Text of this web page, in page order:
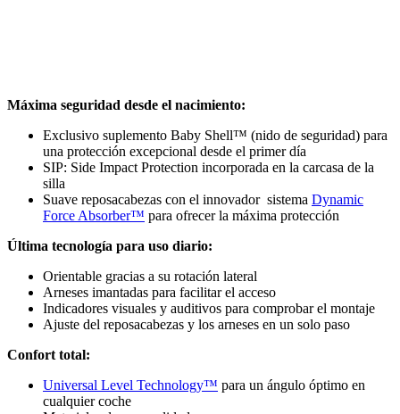
Máxima seguridad desde el nacimiento:
Exclusivo suplemento Baby Shell™ (nido de seguridad) para
una protección excepcional desde el primer día
SIP: Side Impact Protection incorporada en la carcasa de la
silla
Suave reposacabezas con el innovador sistema Dynamic
Force Absorber™ para ofrecer la máxima protección
Última tecnología para uso diario:
Orientable gracias a su rotación lateral
Arneses imantadas para facilitar el acceso
Indicadores visuales y auditivos para comprobar el montaje
Ajuste del reposacabezas y los arneses en un solo paso
Confort total:
Universal Level Technology™ para un ángulo óptimo en
cualquier coche